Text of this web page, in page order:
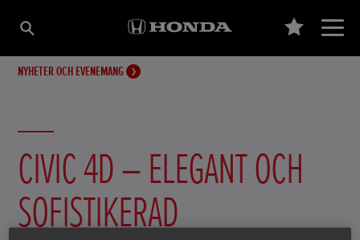
NYHETER OCH EVENEMANG
CIVIC 4D – ELEGANT OCH
SOFISTIKERAD